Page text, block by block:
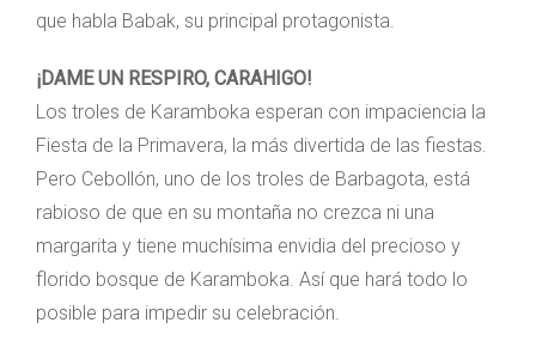
que habla Babak, su principal protagonista.
¡DAME UN RESPIRO, CARAHIGO!
Los troles de Karamboka esperan con impaciencia la
Fiesta de la Primavera, la más divertida de las fiestas.
Pero Cebollón, uno de los troles de Barbagota, está
rabioso de que en su montaña no crezca ni una
margarita y tiene muchísima envidia del precioso y
florido bosque de Karamboka. Así que hará todo lo
posible para impedir su celebración.